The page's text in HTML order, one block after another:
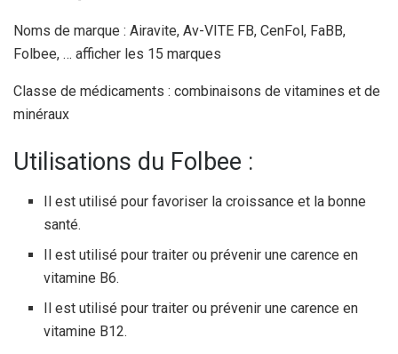
Noms de marque : Airavite, Av-VITE FB, CenFol, FaBB,
Folbee, … afficher les 15 marques
Classe de médicaments : combinaisons de vitamines et de
minéraux
Utilisations du Folbee :
Il est utilisé pour favoriser la croissance et la bonne
santé.
Il est utilisé pour traiter ou prévenir une carence en
vitamine B6.
Il est utilisé pour traiter ou prévenir une carence en
vitamine B12.